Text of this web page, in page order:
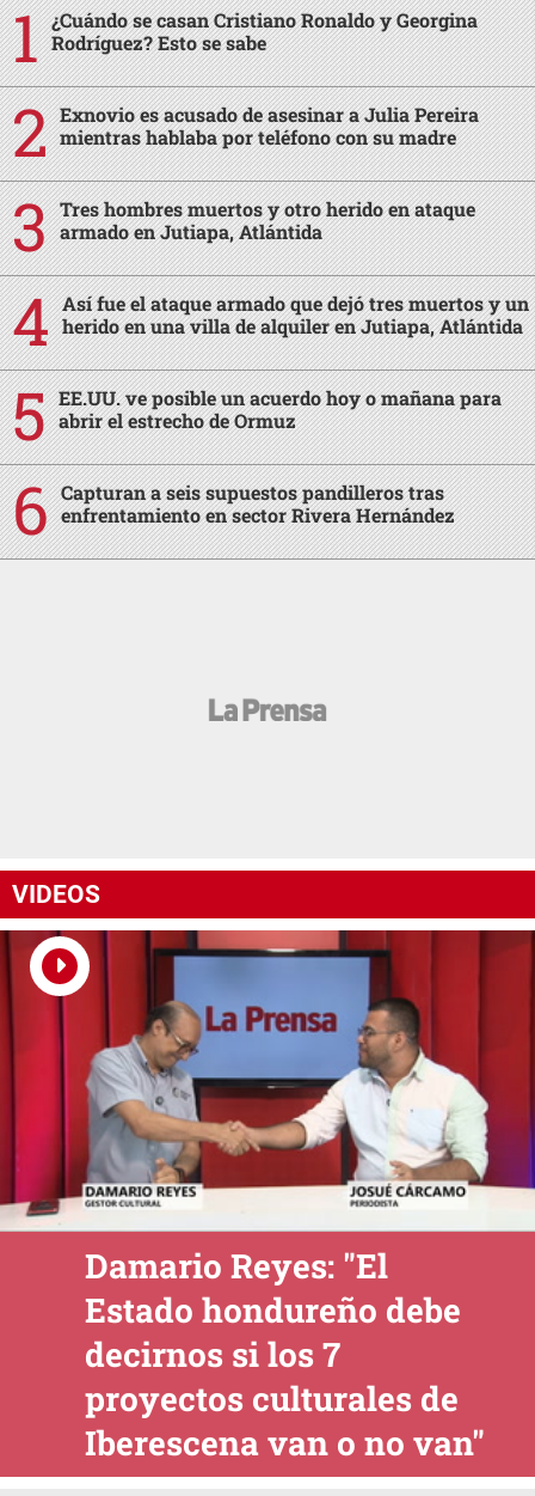
¿Cuándo se casan Cristiano Ronaldo y Georgina
Rodríguez? Esto se sabe
Exnovio es acusado de asesinar a Julia Pereira
mientras hablaba por teléfono con su madre
Tres hombres muertos y otro herido en ataque
armado en Jutiapa, Atlántida
Así fue el ataque armado que dejó tres muertos y un
herido en una villa de alquiler en Jutiapa, Atlántida
EE.UU. ve posible un acuerdo hoy o mañana para
abrir el estrecho de Ormuz
Capturan a seis supuestos pandilleros tras
enfrentamiento en sector Rivera Hernández
VIDEOS
Damario Reyes: "El
Estado hondureño debe
decirnos si los 7
proyectos culturales de
Iberescena van o no van"